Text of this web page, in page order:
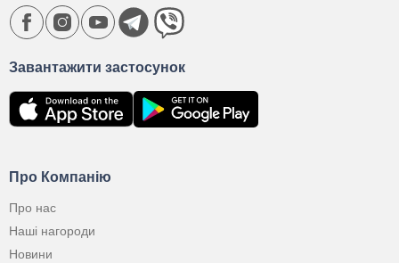
Про Компанію
Про нас
Наші нагороди
Новини
Завантажити застосунок